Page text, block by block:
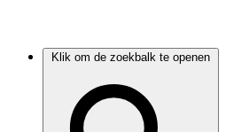
Klik om de zoekbalk te openen